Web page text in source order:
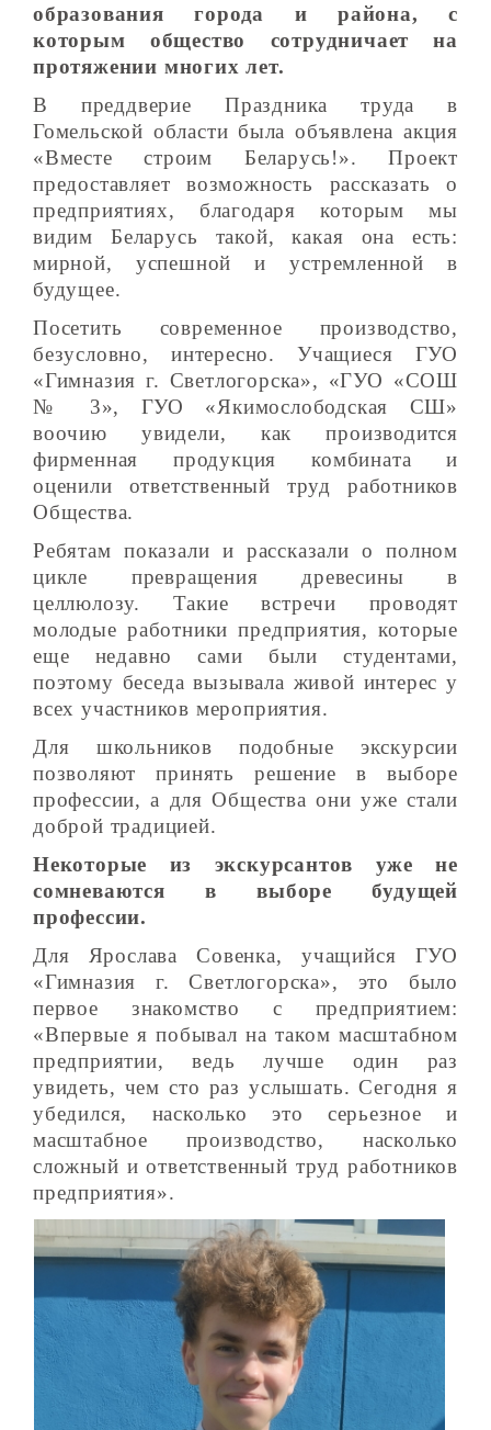
образования города и района, с
которым общество сотрудничает на
протяжении многих лет.
В преддверие Праздника труда в
Гомельской области была объявлена акция
«Вместе строим Беларусь!». Проект
предоставляет возможность рассказать о
предприятиях, благодаря которым мы
видим Беларусь такой, какая она есть:
мирной, успешной и устремленной в
будущее.
Посетить современное производство,
безусловно, интересно. Учащиеся ГУО
«Гимназия г. Светлогорска», «ГУО «СОШ
№ 3», ГУО «Якимослободская СШ»
воочию увидели, как производится
фирменная продукция комбината и
оценили ответственный труд работников
Общества.
Ребятам показали и рассказали о полном
цикле превращения древесины в
целлюлозу. Такие встречи проводят
молодые работники предприятия, которые
еще недавно сами были студентами,
поэтому беседа вызывала живой интерес у
всех участников мероприятия.
Для школьников подобные экскурсии
позволяют принять решение в выборе
профессии, а для Общества они уже стали
доброй традицией.
Некоторые из экскурсантов уже не
сомневаются в выборе будущей
профессии.
Для Ярослава Совенка, учащийся ГУО
«Гимназия г. Светлогорска», это было
первое знакомство с предприятием:
«Впервые я побывал на таком масштабном
предприятии, ведь лучше один раз
увидеть, чем сто раз услышать. Сегодня я
убедился, насколько это серьезное и
масштабное производство, насколько
сложный и ответственный труд работников
предприятия».